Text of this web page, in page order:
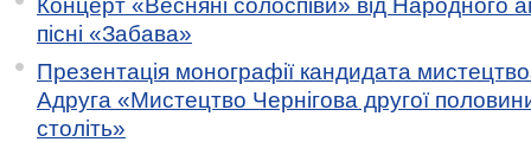
Концерт «Весняні солоспіви» від Народного
пісні «Забава»
Презентація монографії кандидата
Адруга «Мистецтво Чернігова другої
століть»